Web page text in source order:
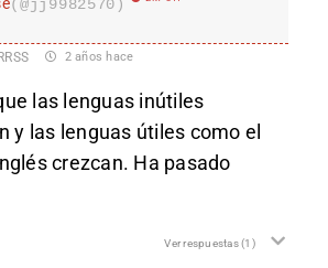
(@jj9982570)
2 años hace
las lenguas inútiles
y las lenguas útiles como el
crezcan. Ha pasado
Ver respuestas(1)